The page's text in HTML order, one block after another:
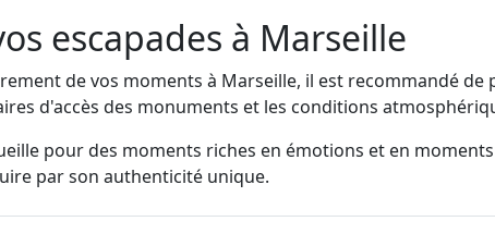
escapades à Marseille
de vos moments à Marseille, il est recommandé de
d'accès des monuments et les conditions
pour des moments riches en émotions et en
par son authenticité unique.